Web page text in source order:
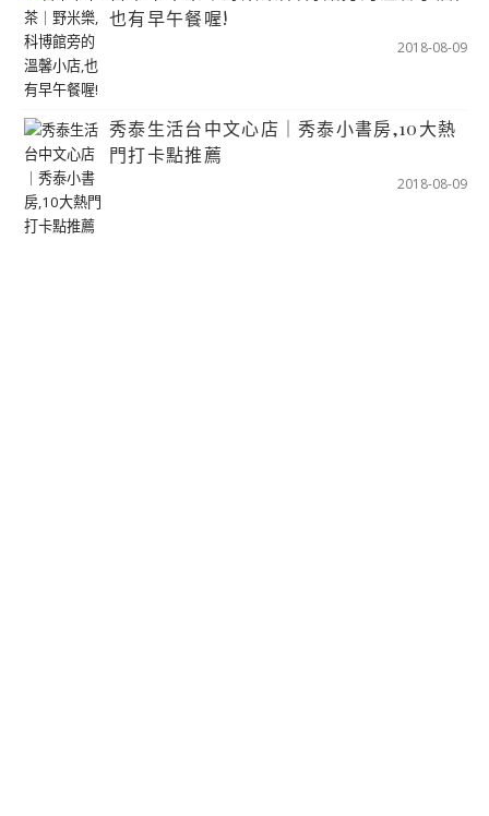
也有早午餐喔!
2018-08-09
秀泰生活台中文心店｜秀泰小書房,10大熱
門打卡點推薦
2018-08-09